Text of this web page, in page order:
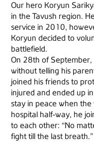
Our hero Koryun
in the Tavush region.
service in 2010,
Koryun decided to
battlefield.
On 28th of
without telling his
joined his friends to
injured and ended up
stay in peace when
hospital half-way, he
to each other: “No
fight till the last